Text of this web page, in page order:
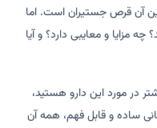
آن قرص جستیران است. اما
مزایا و معایبی دارد؟ و آیا
در مورد این دارو هستید،
ساده و قابل فهم، همه آن